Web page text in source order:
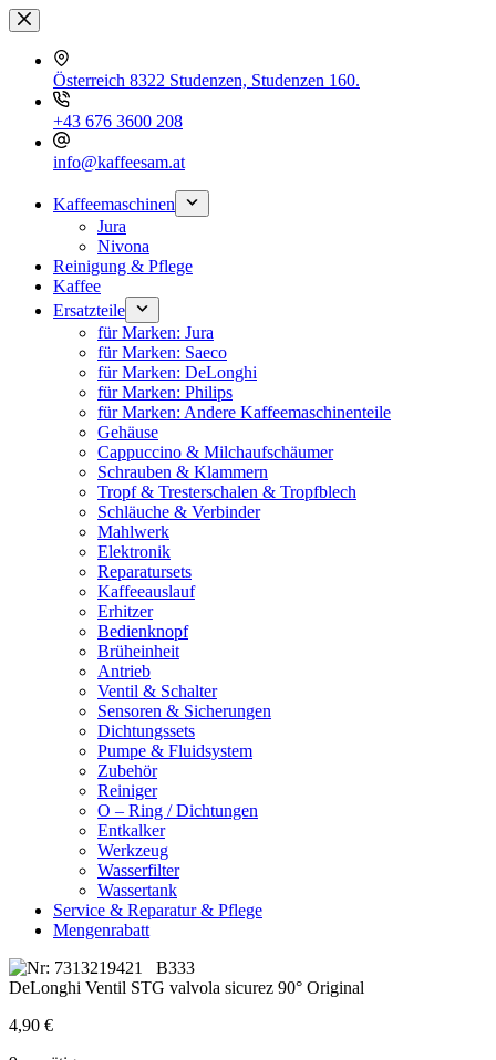
Zum
Inhalt
springen
Österreich 8322 Studenzen, Studenzen 160.
+43 676 3600 208
info@kaffeesam.at
Kaffeemaschinen
Jura
Nivona
Reinigung & Pflege
Kaffee
Ersatzteile
für Marken: Jura
für Marken: Saeco
für Marken: DeLonghi
für Marken: Philips
für Marken: Andere Kaffeemaschinenteile
Gehäuse
Cappuccino & Milchaufschäumer
Schrauben & Klammern
Tropf & Tresterschalen & Tropfblech
Schläuche & Verbinder
Mahlwerk
Elektronik
Reparatursets
Kaffeeauslauf
Erhitzer
Bedienknopf
Brüheinheit
Antrieb
Ventil & Schalter
Sensoren & Sicherungen
Dichtungssets
Pumpe & Fluidsystem
Zubehör
Reiniger
O – Ring / Dichtungen
Entkalker
Werkzeug
Wasserfilter
Wassertank
Service & Reparatur & Pflege
Mengenrabatt
DeLonghi Ventil STG valvola sicurez 90° Original
4,90 €